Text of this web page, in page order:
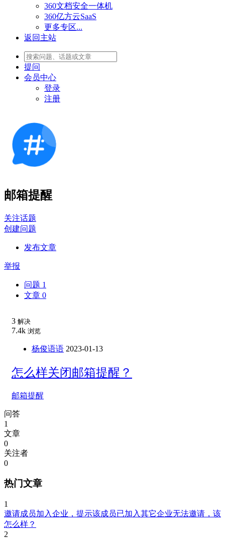
360文档安全一体机
360亿方云SaaS
更多专区...
返回主站
提问
会员中心
登录
注册
邮箱提醒
关注话题
创建问题
发布文章
举报
问题 1
文章 0
3 解决
7.4k 浏览
杨俊语语 2023-01-13
怎么样关闭邮箱提醒？
邮箱提醒
问答
1
文章
0
关注者
0
热门文章
1
邀请成员加入企业，提示该成员已加入其它企业无法邀请，该
怎么样？
2